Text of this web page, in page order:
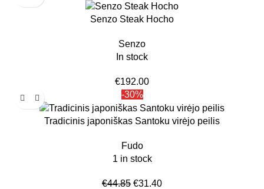
Senzo Steak Hocho
Senzo
In stock
€192.00
-30%
Tradicinis japoniškas Santoku virėjo peilis
Fudo
1 in stock
€44.85 €31.40